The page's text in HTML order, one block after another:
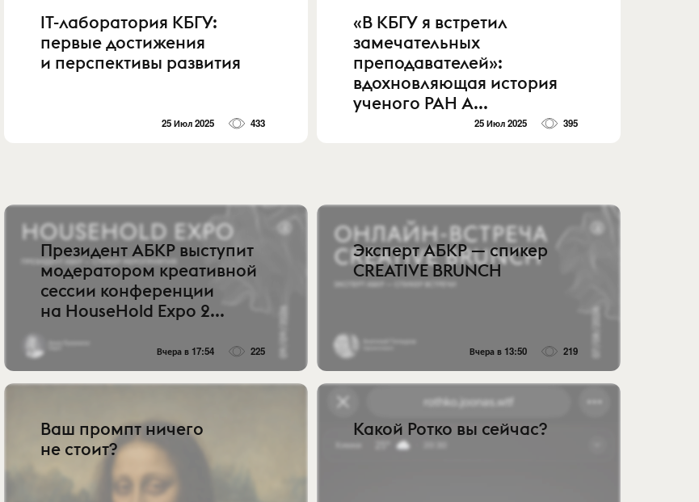
IT-лаборатория КБГУ:
первые достижения
и перспективы развития
25 Июл 2025 433
«В КБГУ я встретил
замечательных
преподавателей»:
вдохновляющая история
ученого РАН А...
25 Июл 2025 395
Президент АБКР выступит
модератором креативной
сессии конференции
на HouseHold Expo 2...
Вчера в 17:54 225
Эксперт АБКР — спикер
CREATIVE BRUNCH
Вчера в 13:50 219
Ваш промпт ничего
не стоит?
Какой Ротко вы сейчас?